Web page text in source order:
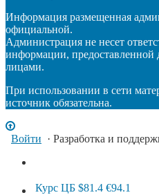
Информация размещенная
официальной.
Администрация не несет
информации, предоставленной
лицами.
При использовании в сети
источник обязательна.
Войти · Разработка и
Курс ЦБ $81.4 €94.1